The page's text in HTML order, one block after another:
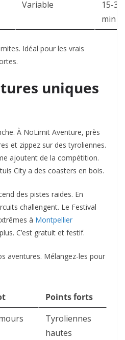
Variable
15-30
min
Idéal pour les vrais
uniques
À NoLimit Aventure, près
et zippez sur des tyroliennes.
ajoutent de la compétition.
City a des coasters en bois.
des pistes raides. En
challengent. Le Festival
à Montpellier
C’est gratuit et festif.
aventures. Mélangez-les pour
Points forts
Tyroliennes
hautes